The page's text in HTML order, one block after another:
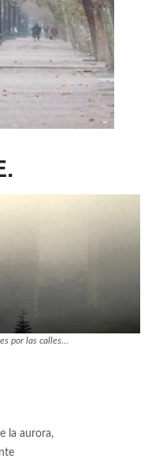
por las calles…
la aurora,